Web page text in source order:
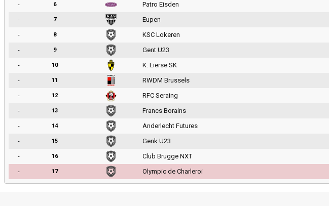
-
6 Patro Eisden
-
7 Eupen
-
8 KSC Lokeren
-
9 Gent U23
-
10 K. Lierse SK
-
11 RWDM Brussels
-
12 RFC Seraing
-
13 Francs Borains
-
14 Anderlecht Futures
-
15 Genk U23
-
16 Club Brugge NXT
-
17 Olympic de Charleroi